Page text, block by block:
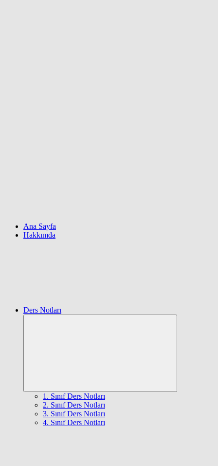
Ana Sayfa
Hakkımda
Ders Notları
1. Sınıf Ders Notları
2. Sınıf Ders Notları
3. Sınıf Ders Notları
4. Sınıf Ders Notları